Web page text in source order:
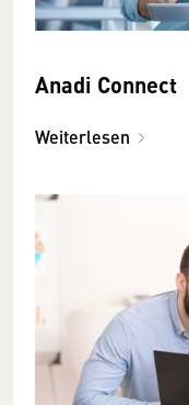
Anadi Connect
Weiterlesen